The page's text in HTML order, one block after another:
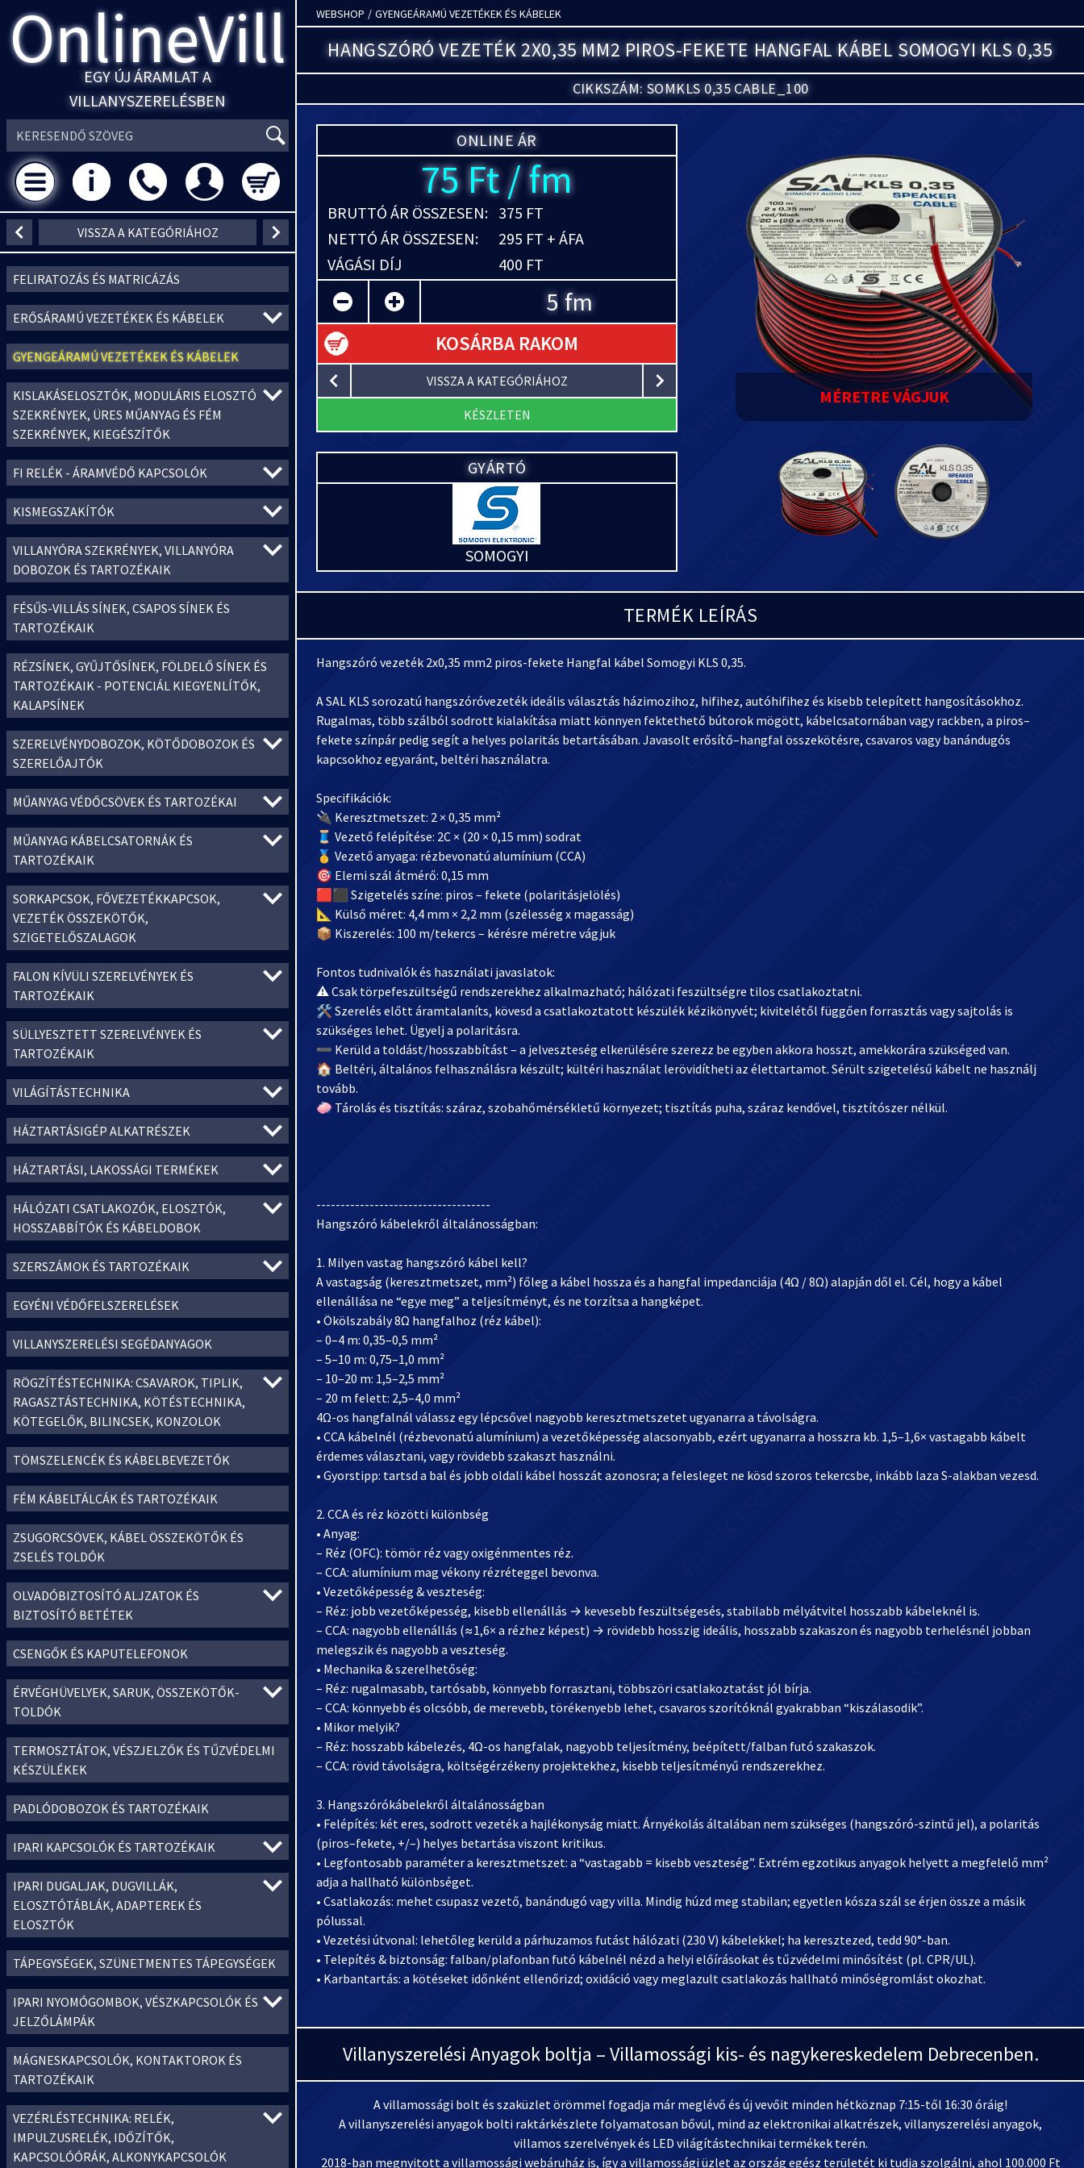
OnlineVill
EGY ÚJ ÁRAMLAT A
VILLANYSZERELÉSBEN
VISSZA A KATEGÓRIÁHOZ
FELIRATOZÁS ÉS MATRICÁZÁS
ERŐSÁRAMÚ VEZETÉKEK ÉS KÁBELEK
GYENGEÁRAMÚ VEZETÉKEK ÉS KÁBELEK
KISLAKÁSELOSZTÓK, MODULÁRIS ELOSZTÓ
SZEKRÉNYEK, ÜRES MŰANYAG ÉS FÉM
SZEKRÉNYEK, KIEGÉSZÍTŐK
FI RELÉK - ÁRAMVÉDŐ KAPCSOLÓK
KISMEGSZAKÍTÓK
VILLANYÓRA SZEKRÉNYEK, VILLANYÓRA
DOBOZOK ÉS TARTOZÉKAIK
FÉSŰS-VILLÁS SÍNEK, CSAPOS SÍNEK ÉS
TARTOZÉKAIK
RÉZSÍNEK, GYŰJTŐSÍNEK, FÖLDELŐ SÍNEK ÉS
TARTOZÉKAIK - POTENCIÁL KIEGYENLÍTŐK,
KALAPSÍNEK
SZERELVÉNYDOBOZOK, KÖTŐDOBOZOK ÉS
SZERELŐAJTÓK
MŰANYAG VÉDŐCSÖVEK ÉS TARTOZÉKAI
MŰANYAG KÁBELCSATORNÁK ÉS
TARTOZÉKAIK
SORKAPCSOK, FŐVEZETÉKKAPCSOK,
VEZETÉK ÖSSZEKÖTŐK,
SZIGETELŐSZALAGOK
FALON KÍVÜLI SZERELVÉNYEK ÉS
TARTOZÉKAIK
SÜLLYESZTETT SZERELVÉNYEK ÉS
TARTOZÉKAIK
VILÁGÍTÁSTECHNIKA
HÁZTARTÁSIGÉP ALKATRÉSZEK
HÁZTARTÁSI, LAKOSSÁGI TERMÉKEK
HÁLÓZATI CSATLAKOZÓK, ELOSZTÓK,
HOSSZABBÍTÓK ÉS KÁBELDOBOK
SZERSZÁMOK ÉS TARTOZÉKAIK
EGYÉNI VÉDŐFELSZERELÉSEK
VILLANYSZERELÉSI SEGÉDANYAGOK
RÖGZÍTÉSTECHNIKA: CSAVAROK, TIPLIK,
RAGASZTÁSTECHNIKA, KÖTÉSTECHNIKA,
KÖTEGELŐK, BILINCSEK, KONZOLOK
TÖMSZELENCÉK ÉS KÁBELBEVEZETŐK
FÉM KÁBELTÁLCÁK ÉS TARTOZÉKAIK
ZSUGORCSÖVEK, KÁBEL ÖSSZEKÖTŐK ÉS
ZSELÉS TOLDÓK
OLVADÓBIZTOSÍTÓ ALJZATOK ÉS
BIZTOSÍTÓ BETÉTEK
CSENGŐK ÉS KAPUTELEFONOK
ÉRVÉGHÜVELYEK, SARUK, ÖSSZEKÖTŐK-
TOLDÓK
TERMOSZTÁTOK, VÉSZJELZŐK ÉS TŰZVÉDELMI
KÉSZÜLÉKEK
PADLÓDOBOZOK ÉS TARTOZÉKAIK
IPARI KAPCSOLÓK ÉS TARTOZÉKAIK
IPARI DUGALJAK, DUGVILLÁK,
ELOSZTÓTÁBLÁK, ADAPTEREK ÉS
ELOSZTÓK
TÁPEGYSÉGEK, SZÜNETMENTES TÁPEGYSÉGEK
IPARI NYOMÓGOMBOK, VÉSZKAPCSOLÓK ÉS
JELZŐLÁMPÁK
MÁGNESKAPCSOLÓK, KONTAKTOROK ÉS
TARTOZÉKAIK
VEZÉRLÉSTECHNIKA: RELÉK,
IMPULZUSRELÉK, IDŐZÍTŐK,
KAPCSOLÓÓRÁK, ALKONYKAPCSOLÓK
WEBSHOP / GYENGEÁRAMÚ VEZETÉKEK ÉS KÁBELEK
HANGSZÓRÓ VEZETÉK 2X0,35 MM2 PIROS-FEKETE HANGFAL KÁBEL SOMOGYI KLS 0,35
CIKKSZÁM: SOMKLS 0,35 CABLE_100
ONLINE ÁR
75 Ft / fm
BRUTTÓ ÁR ÖSSZESEN: 375 FT
NETTÓ ÁR ÖSSZESEN:
295 FT + ÁFA
VÁGÁSI DÍJ
400 FT
fm
KOSÁRBA RAKOM
VISSZA A KATEGÓRIÁHOZ
KÉSZLETEN
GYÁRTÓ
SOMOGYI
MÉRETRE VÁGJUK
TERMÉK LEÍRÁS
Hangszóró vezeték 2x0,35 mm2 piros-fekete Hangfal kábel Somogyi KLS 0,35.
A SAL KLS sorozatú hangszóróvezeték ideális választás házimozihoz, hifihez, autóhifihez és kisebb telepített hangosításokhoz.
Rugalmas, több szálból sodrott kialakítása miatt könnyen fektethető bútorok mögött, kábelcsatornában vagy rackben, a piros–
fekete színpár pedig segít a helyes polaritás betartásában. Javasolt erősítő–hangfal összekötésre, csavaros vagy banándugós
kapcsokhoz egyaránt, beltéri használatra.
Specifikációk:
🔌 Keresztmetszet: 2 × 0,35 mm²
🧵 Vezető felépítése: 2C × (20 × 0,15 mm) sodrat
🥇 Vezető anyaga: rézbevonatú alumínium (CCA)
🎯 Elemi szál átmérő: 0,15 mm
🟥⬛ Szigetelés színe: piros – fekete (polaritásjelölés)
📐 Külső méret: 4,4 mm × 2,2 mm (szélesség x magasság)
📦 Kiszerelés: 100 m/tekercs – kérésre méretre vágjuk
Fontos tudnivalók és használati javaslatok:
⚠️ Csak törpefeszültségű rendszerekhez alkalmazható; hálózati feszültségre tilos csatlakoztatni.
🛠️ Szerelés előtt áramtalaníts, kövesd a csatlakoztatott készülék kézikönyvét; kivitelétől függően forrasztás vagy sajtolás is
szükséges lehet. Ügyelj a polaritásra.
➖ Kerüld a toldást/hosszabbítást – a jelveszteség elkerülésére szerezz be egyben akkora hosszt, amekkorára szükséged van.
🏠 Beltéri, általános felhasználásra készült; kültéri használat lerövidítheti az élettartamot. Sérült szigetelésű kábelt ne használj
tovább.
🧼 Tárolás és tisztítás: száraz, szobahőmérsékletű környezet; tisztítás puha, száraz kendővel, tisztítószer nélkül.
------------------------------------
Hangszóró kábelekről általánosságban:
1. Milyen vastag hangszóró kábel kell?
A vastagság (keresztmetszet, mm²) főleg a kábel hossza és a hangfal impedanciája (4Ω / 8Ω) alapján dől el. Cél, hogy a kábel
ellenállása ne “egye meg” a teljesítményt, és ne torzítsa a hangképet.
• Ökölszabály 8Ω hangfalhoz (réz kábel):
– 0–4 m: 0,35–0,5 mm²
– 5–10 m: 0,75–1,0 mm²
– 10–20 m: 1,5–2,5 mm²
– 20 m felett: 2,5–4,0 mm²
4Ω-os hangfalnál válassz egy lépcsővel nagyobb keresztmetszetet ugyanarra a távolságra.
• CCA kábelnél (rézbevonatú alumínium) a vezetőképesség alacsonyabb, ezért ugyanarra a hosszra kb. 1,5–1,6× vastagabb kábelt
érdemes választani, vagy rövidebb szakaszt használni.
• Gyorstipp: tartsd a bal és jobb oldali kábel hosszát azonosra; a felesleget ne kösd szoros tekercsbe, inkább laza S-alakban vezesd.
2. CCA és réz közötti különbség
• Anyag:
– Réz (OFC): tömör réz vagy oxigénmentes réz.
– CCA: alumínium mag vékony rézréteggel bevonva.
• Vezetőképesség & veszteség:
– Réz: jobb vezetőképesség, kisebb ellenállás → kevesebb feszültségesés, stabilabb mélyátvitel hosszabb kábeleknél is.
– CCA: nagyobb ellenállás (≈1,6× a rézhez képest) → rövidebb hosszig ideális, hosszabb szakaszon és nagyobb terhelésnél jobban
melegszik és nagyobb a veszteség.
• Mechanika & szerelhetőség:
– Réz: rugalmasabb, tartósabb, könnyebb forrasztani, többszöri csatlakoztatást jól bírja.
– CCA: könnyebb és olcsóbb, de merevebb, törékenyebb lehet, csavaros szorítóknál gyakrabban “kiszálasodik”.
• Mikor melyik?
– Réz: hosszabb kábelezés, 4Ω-os hangfalak, nagyobb teljesítmény, beépített/falban futó szakaszok.
– CCA: rövid távolságra, költségérzékeny projektekhez, kisebb teljesítményű rendszerekhez.
3. Hangszórókábelekről általánosságban
• Felépítés: két eres, sodrott vezeték a hajlékonyság miatt. Árnyékolás általában nem szükséges (hangszóró-szintű jel), a polaritás
(piros–fekete, +/–) helyes betartása viszont kritikus.
• Legfontosabb paraméter a keresztmetszet: a “vastagabb = kisebb veszteség”. Extrém egzotikus anyagok helyett a megfelelő mm²
adja a hallható különbséget.
• Csatlakozás: mehet csupasz vezető, banándugó vagy villa. Mindig húzd meg stabilan; egyetlen kósza szál se érjen össze a másik
pólussal.
• Vezetési útvonal: lehetőleg kerüld a párhuzamos futást hálózati (230 V) kábelekkel; ha keresztezed, tedd 90°-ban.
• Telepítés & biztonság: falban/plafonban futó kábelnél nézd a helyi előírásokat és tűzvédelmi minősítést (pl. CPR/UL).
• Karbantartás: a kötéseket időnként ellenőrizd; oxidáció vagy meglazult csatlakozás hallható minőségromlást okozhat.
Villanyszerelési Anyagok boltja – Villamossági kis- és nagykereskedelem Debrecenben.
A villamossági bolt és szaküzlet örömmel fogadja már meglévő és új vevőit minden hétköznap 7:15-től 16:30 óráig!
A villanyszerelési anyagok bolti raktárkészlete folyamatosan bővül, mind az elektronikai alkatrészek, villanyszerelési anyagok,
villamos szerelvények és LED világítástechnikai termékek terén.
2018-ban megnyitott a villamossági webáruház is, így a villamossági üzlet az ország egész területét ki tudja szolgálni, ahol 100.000 Ft